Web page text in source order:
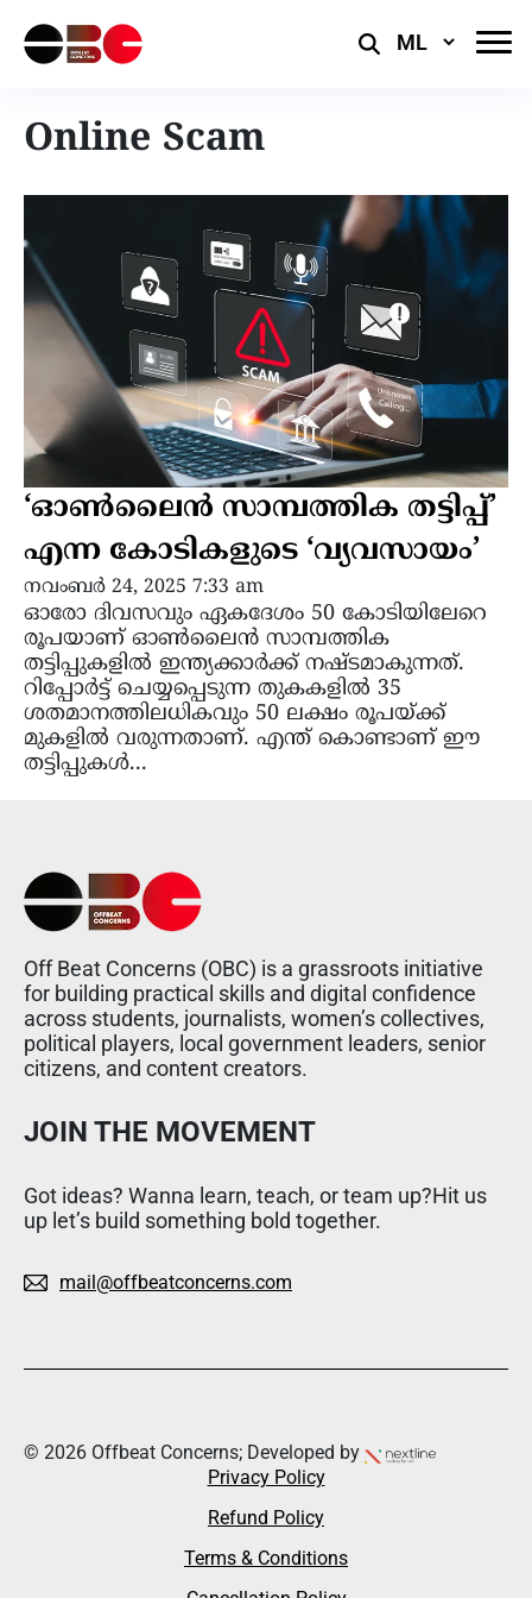
Select
Online Scam
‘ഓൺലൈൻ സാമ്പത്തിക തട്ടിപ്പ്’
എന്ന കോടികളുടെ ‘വ്യവസായം’
നവംബർ 24, 2025 7:33 am
ഓരോ ദിവസവും ഏകദേശം 50 കോടിയിലേറെ
രൂപയാണ് ഓൺലൈൻ സാമ്പത്തിക
തട്ടിപ്പുകളിൽ ഇന്ത്യക്കാർക്ക് നഷ്ടമാകുന്നത്.
റിപ്പോർട്ട്‌ ചെയ്യപ്പെടുന്ന തുകകളിൽ 35
ശതമാനത്തിലധികവും 50 ലക്ഷം രൂപയ്ക്ക്
മുകളിൽ വരുന്നതാണ്. എന്ത് കൊണ്ടാണ് ഈ
തട്ടിപ്പുകൾ...
Off Beat Concerns (OBC) is a grassroots initiative
for building practical skills and digital confidence
across students, journalists, women’s collectives,
political players, local government leaders, senior
citizens, and content creators.
JOIN THE MOVEMENT
Got ideas? Wanna learn, teach, or team up?Hit us
up let’s build something bold together.
mail@offbeatconcerns.com
© 2026 Offbeat Concerns; Developed by
Privacy Policy
Refund Policy
Terms & Conditions